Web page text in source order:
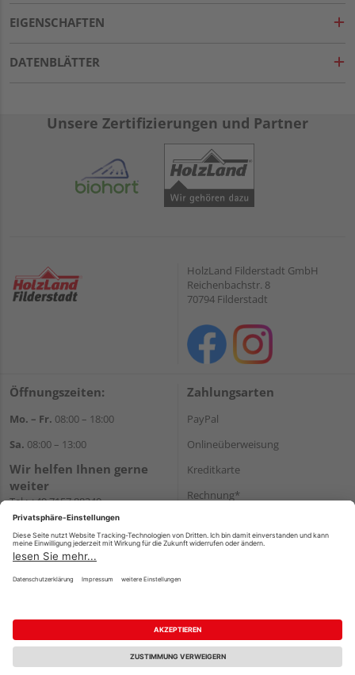
EIGENSCHAFTEN
DATENBLÄTTER
Unsere Zertifizierungen und Partner
HolzLand Filderstadt GmbH
Reichenbachstr. 8
70794 Filderstadt
Öffnungszeiten:
Mo. – Fr. 08:00 – 18:00
Sa. 08:00 – 13:00
Wir helfen Ihnen gerne
weiter
Tel.:+49 7157 88240
E-Mail:shop@holzland-
filderstadt.de
Zahlungsarten
PayPal
Onlineüberweisung
Kreditkarte
Rechnung*
Versand
Impressum AGB Widerruf
Datenschutz
Reservierungsbedingungen
Vertrag widerrufen